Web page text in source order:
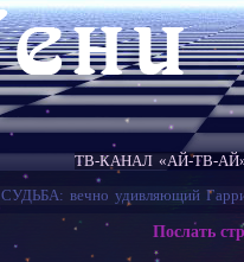
ТВ-КАНАЛ «АЙ-ТВ-
СУДЬБА: вечно удивляющий
Послать